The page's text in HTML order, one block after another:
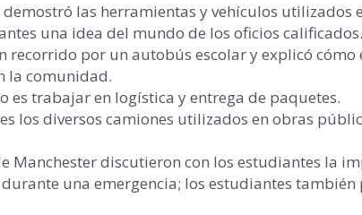
las herramientas y vehículos utilizados
una idea del mundo de los oficios calificados.
por un autobús escolar y explicó cómo
la comunidad.
es trabajar en logística y entrega de paquetes.
los diversos camiones utilizados en obras
Manchester discutieron con los estudiantes la
una emergencia; los estudiantes